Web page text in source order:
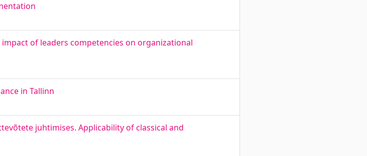
of leaders competencies on organizational
in Tallinn
juhtimises. Applicability of classical and